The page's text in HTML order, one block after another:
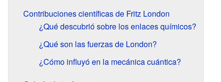
Contribuciones científicas de Fritz London
¿Qué descubrió sobre los enlaces químicos?
¿Qué son las fuerzas de London?
¿Cómo influyó en la mecánica cuántica?